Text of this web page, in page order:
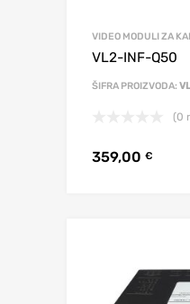
VIDEO MODULI ZA
VL2-INF-Q50
ŠIFRA PROIZVODA:
(0
359,00 €